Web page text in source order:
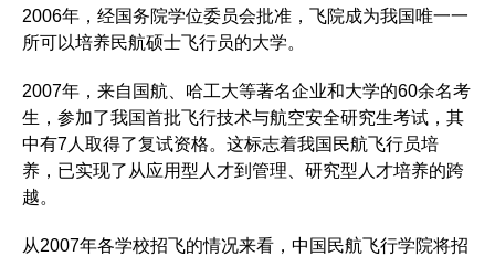
2006年，经国务院学位委员会批准，飞院成为我国唯一一
所可以培养民航硕士飞行员的大学。
2007年，来自国航、哈工大等著名企业和大学的60余名考
生，参加了我国首批飞行技术与航空安全研究生考试，其
中有7人取得了复试资格。这标志着我国民航飞行员培
养，已实现了从应用型人才到管理、研究型人才培养的跨
越。
从2007年各学校招飞的情况来看，中国民航飞行学院将招